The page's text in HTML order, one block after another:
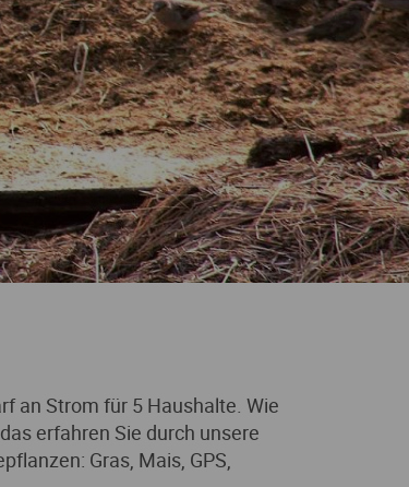
an Strom für 5 Haushalte. Wie
erfahren Sie durch unsere
Gras, Mais, GPS,